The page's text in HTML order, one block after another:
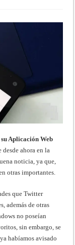
Aplicación Web
desde ahora en la
noticia, ya que,
otras importantes.
que Twitter
además de otras
no poseían
sin embargo, se
habíamos avisado